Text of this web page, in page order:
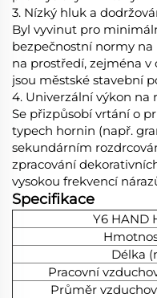
3. Nízký hluk a
Byl vyvinut pro
bezpečnostní normy na
na prostředí, zejména
jsou městské stavební
4. Univerzální výkon na
Se přizpůsobí vrtání o
typech hornin (např.
sekundárním
zpracování
vysokou frekvencí
Specifikace
Y6 HAND
Délka
Pracovní
Průměr